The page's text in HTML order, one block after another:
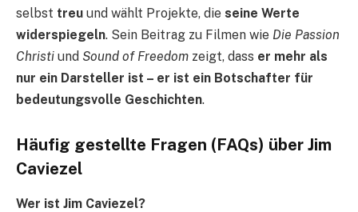
selbst treu und wählt Projekte, die seine Werte
widerspiegeln. Sein Beitrag zu Filmen wie Die Passion
Christi und Sound of Freedom zeigt, dass er mehr als
nur ein Darsteller ist – er ist ein Botschafter für
bedeutungsvolle Geschichten.
Häufig gestellte Fragen (FAQs) über Jim
Caviezel
Wer ist Jim Caviezel?